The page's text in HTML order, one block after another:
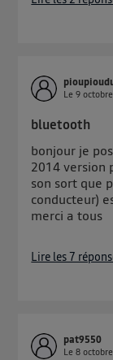
Le9
bluetooth
bonjour je
2014 version
son sort que
conducteur)
merci a tous
Lire les 7
pat9550
Le8
télécom basé
Ainsi,
connexion et
sur la
Pour une
Vous pouvez
surle portail
« gérer